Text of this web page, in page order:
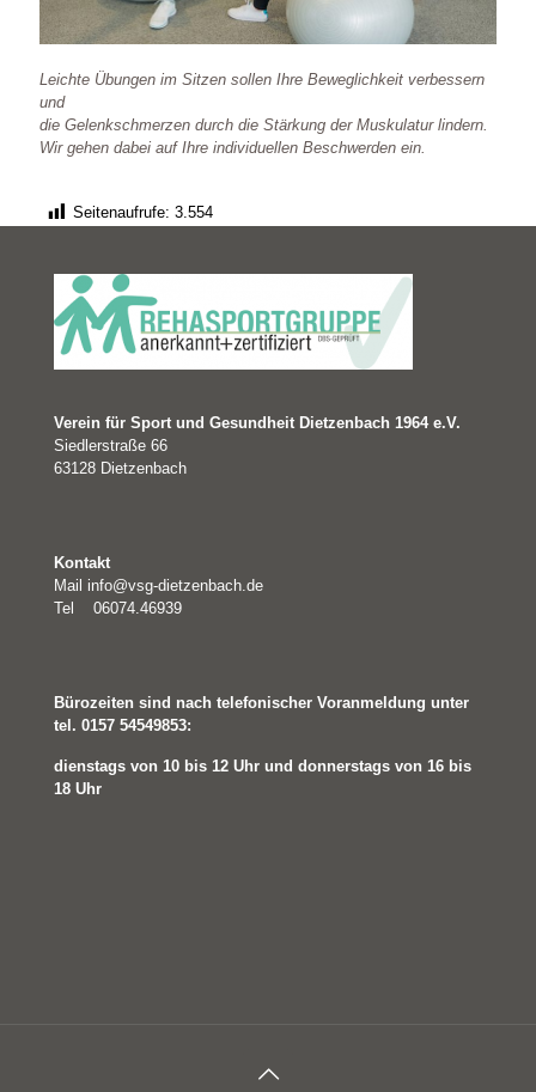
Leichte Übungen im Sitzen sollen Ihre Beweglichkeit verbessern
und
die Gelenkschmerzen durch die Stärkung der Muskulatur lindern.
Wir gehen dabei auf Ihre individuellen Beschwerden ein.
Seitenaufrufe: 3.554
Verein für Sport und Gesundheit Dietzenbach 1964 e.V.
Siedlerstraße 66
63128 Dietzenbach
Kontakt
Mail info@vsg-dietzenbach.de
Tel 06074.46939
Bürozeiten sind nach telefonischer Voranmeldung unter
tel. 0157 54549853:
dienstags von 10 bis 12 Uhr und donnerstags von 16 bis
18 Uhr